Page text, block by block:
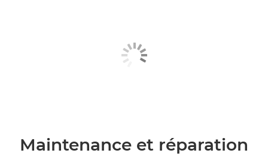
Maintenance et réparation